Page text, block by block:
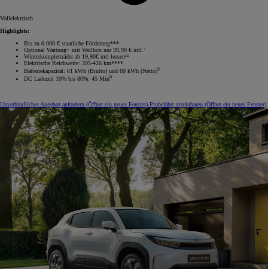
Vollelektrisch
Highlights:
Bis zu 6.000 € staatliche Förderung***
Optional Wartung+ mit Wallbox nur 39,90 € mtl.⁷
Winterkompletträder ab 19,90€ mtl leasen¹⁵
Elektrische Reichweite: 395-426 km****
Batteriekapazität: 61 kWh (Brutto) und 60 kWh (Netto)5
DC Ladezeit 10% bis 80%: 45 Min6
Unverbindliches Angebot anfordern (Öffnet ein neues Fenster) Probefahrt vereinbaren (Öffnet ein neues Fenster)